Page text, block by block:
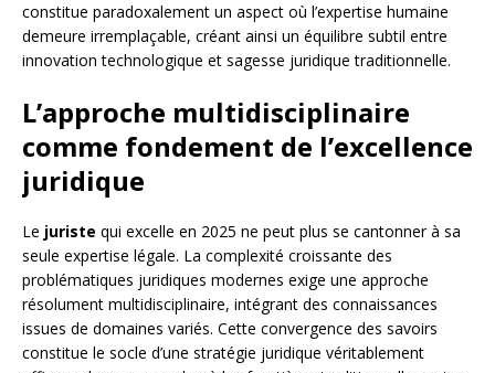
constitue paradoxalement un aspect où l’expertise humaine
demeure irremplaçable, créant ainsi un équilibre subtil entre
innovation technologique et sagesse juridique traditionnelle.
L’approche multidisciplinaire
comme fondement de l’excellence
juridique
Le juriste qui excelle en 2025 ne peut plus se cantonner à sa
seule expertise légale. La complexité croissante des
problématiques juridiques modernes exige une approche
résolument multidisciplinaire, intégrant des connaissances
issues de domaines variés. Cette convergence des savoirs
constitue le socle d’une stratégie juridique véritablement